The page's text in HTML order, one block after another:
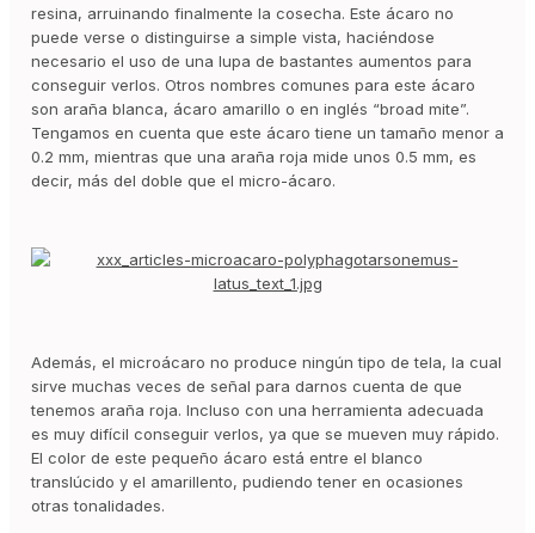
resina, arruinando finalmente la cosecha. Este ácaro no
puede verse o distinguirse a simple vista, haciéndose
necesario el uso de una lupa de bastantes aumentos para
conseguir verlos. Otros nombres comunes para este ácaro
son araña blanca, ácaro amarillo o en inglés “broad mite”.
Tengamos en cuenta que este ácaro tiene un tamaño menor a
0.2 mm, mientras que una araña roja mide unos 0.5 mm, es
decir, más del doble que el micro-ácaro.
Además, el microácaro no produce ningún tipo de tela, la cual
sirve muchas veces de señal para darnos cuenta de que
tenemos araña roja. Incluso con una herramienta adecuada
es muy difícil conseguir verlos, ya que se mueven muy rápido.
El color de este pequeño ácaro está entre el blanco
translúcido y el amarillento, pudiendo tener en ocasiones
otras tonalidades.